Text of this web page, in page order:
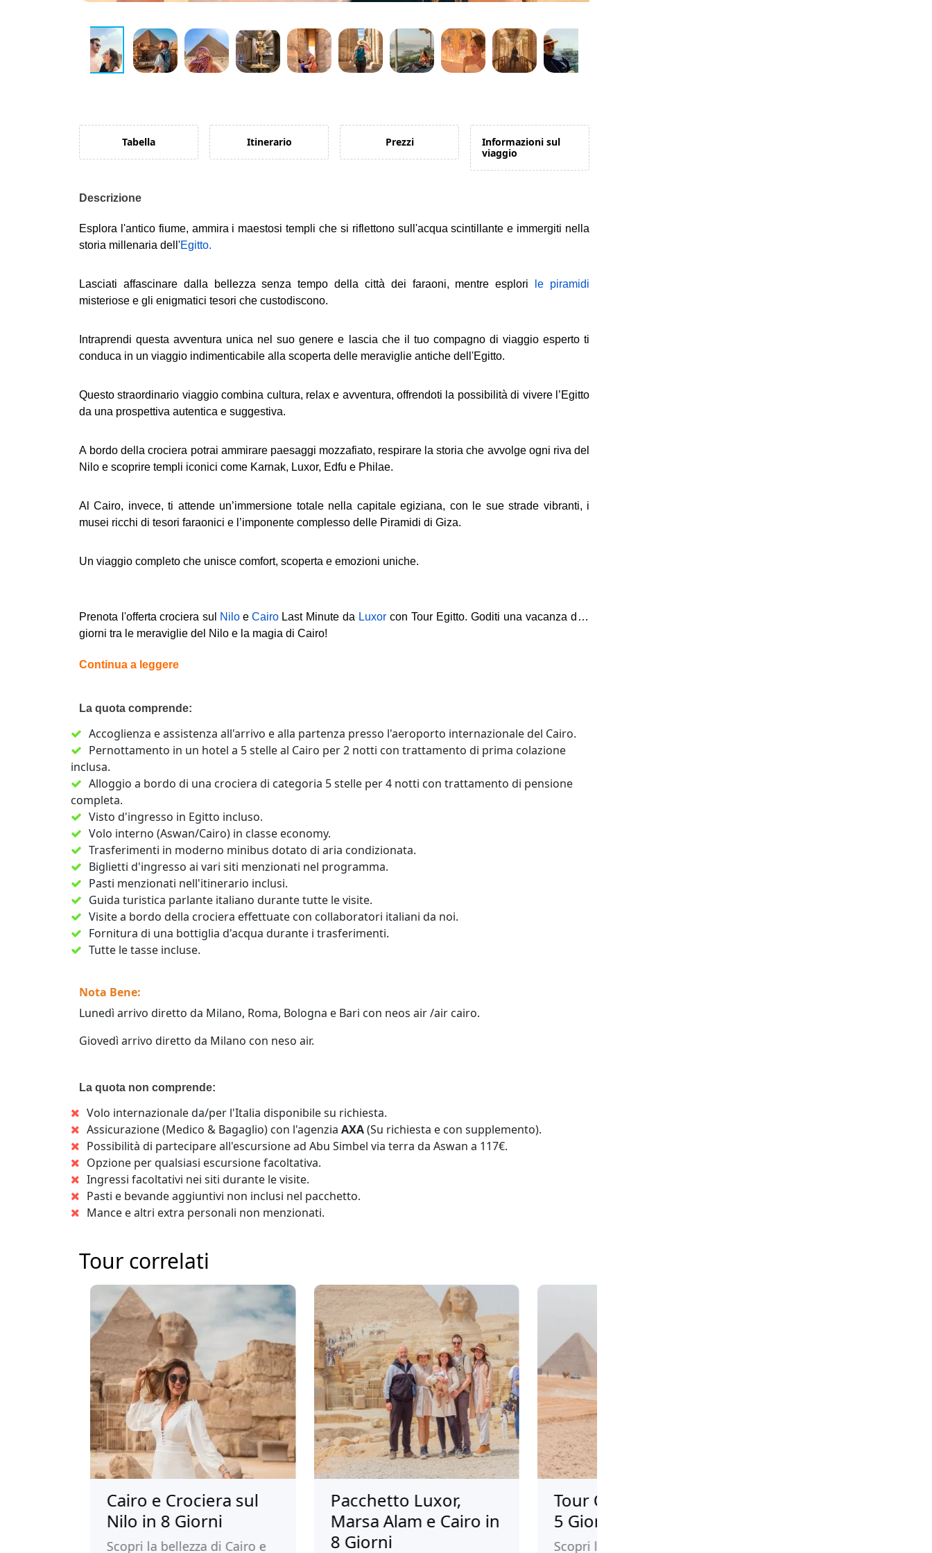
Tabella Itinerario Prezzi
Informazioni sul
viaggio
Descrizione
Esplora l'antico fiume, ammira i maestosi templi che si riflettono sull'acqua scintillante e immergiti nella
storia millenaria dell'Egitto.
Lasciati affascinare dalla bellezza senza tempo della città dei faraoni, mentre esplori
le piramidi
misteriose e gli enigmatici tesori che custodiscono.
Intraprendi questa avventura unica nel suo genere e lascia che il tuo compagno di viaggio esperto ti
conduca in un viaggio indimenticabile alla scoperta delle meraviglie antiche dell'Egitto.
Questo straordinario viaggio combina cultura, relax e avventura, offrendoti la possibilità di vivere l’Egitto
da una prospettiva autentica e suggestiva.
A bordo della crociera potrai ammirare paesaggi mozzafiato, respirare la storia che avvolge ogni riva del
Nilo e scoprire templi iconici come Karnak, Luxor, Edfu e Philae.
Al Cairo, invece, ti attende un’immersione totale nella capitale egiziana, con le sue strade vibranti, i
musei ricchi di tesori faraonici e l’imponente complesso delle Piramidi di Giza.
Un viaggio completo che unisce comfort, scoperta e emozioni uniche.
Prenota l'offerta crociera sul Nilo e Cairo Last Minute da Luxor con Tour Egitto. Goditi una vacanza di 7
giorni tra le meraviglie del Nilo e la magia di Cairo!
Continua a leggere
La quota comprende:
Accoglienza e assistenza all'arrivo e alla partenza presso l'aeroporto internazionale del Cairo.
Pernottamento in un hotel a 5 stelle al Cairo per 2 notti con trattamento di prima colazione
inclusa.
Alloggio a bordo di una crociera di categoria 5 stelle per 4 notti con trattamento di pensione
completa.
Visto d'ingresso in Egitto incluso.
Volo interno (Aswan/Cairo) in classe economy.
Trasferimenti in moderno minibus dotato di aria condizionata.
Biglietti d'ingresso ai vari siti menzionati nel programma.
Pasti menzionati nell'itinerario inclusi.
Guida turistica parlante italiano durante tutte le visite.
Visite a bordo della crociera effettuate con collaboratori italiani da noi.
Fornitura di una bottiglia d'acqua durante i trasferimenti.
Tutte le tasse incluse.
Nota Bene:
Lunedì arrivo diretto da Milano, Roma, Bologna e Bari con neos air /air cairo.
Giovedì arrivo diretto da Milano con neso air.
La quota non comprende:
Volo internazionale da/per l'Italia disponibile su richiesta.
Assicurazione (Medico & Bagaglio) con l'agenzia AXA(Su richiesta e con supplemento).
Possibilità di partecipare all'escursione ad Abu Simbel via terra da Aswan a 117€.
Opzione per qualsiasi escursione facoltativa.
Ingressi facoltativi nei siti durante le visite.
Pasti e bevande aggiuntivi non inclusi nel pacchetto.
Mance e altri extra personali non menzionati.
Tour correlati
Cairo e Crociera sul
Nilo in 8 Giorni
Scopri la bellezza di Cairo e
Pacchetto Luxor,
Marsa Alam e Cairo in
8 Giorni
Tour Cairo e Luxor in
5 Giorni
Scopri le meraviglie